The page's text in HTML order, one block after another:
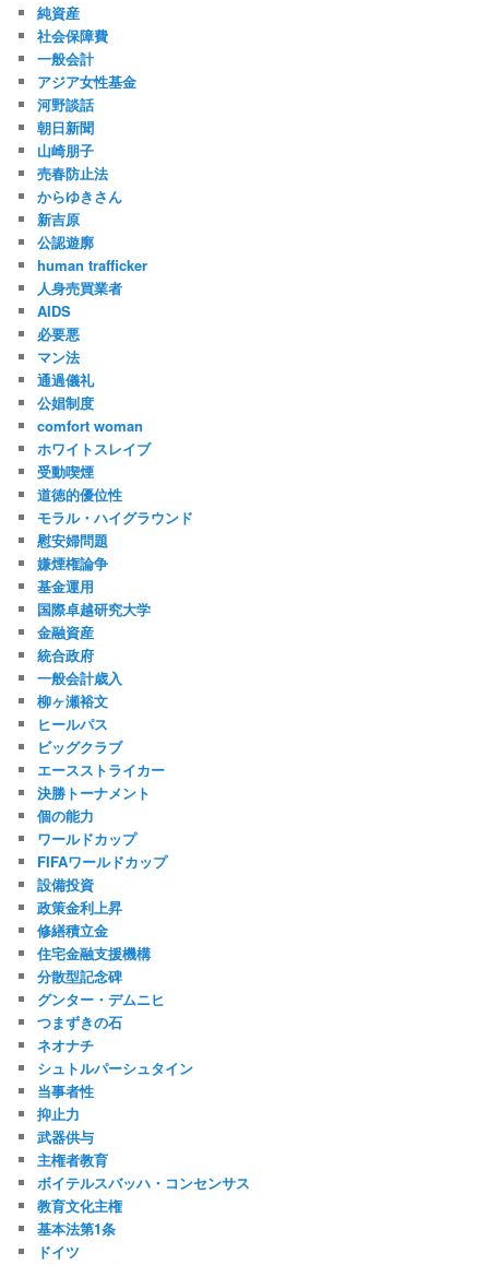
純資産
社会保障費
一般会計
アジア女性基金
河野談話
朝日新聞
山崎朋子
売春防止法
からゆきさん
新吉原
公認遊廓
human trafficker
人身売買業者
AIDS
必要悪
マン法
通過儀礼
公娼制度
comfort woman
ホワイトスレイブ
受動喫煙
道徳的優位性
モラル・ハイグラウンド
慰安婦問題
嫌煙権論争
基金運用
国際卓越研究大学
金融資産
統合政府
一般会計歳入
柳ヶ瀬裕文
ヒールパス
ビッグクラブ
エースストライカー
決勝トーナメント
個の能力
ワールドカップ
FIFAワールドカップ
設備投資
政策金利上昇
修繕積立金
住宅金融支援機構
分散型記念碑
グンター・デムニヒ
つまずきの石
ネオナチ
シュトルパーシュタイン
当事者性
抑止力
武器供与
主権者教育
ボイテルスバッハ・コンセンサス
教育文化主権
基本法第1条
ドイツ